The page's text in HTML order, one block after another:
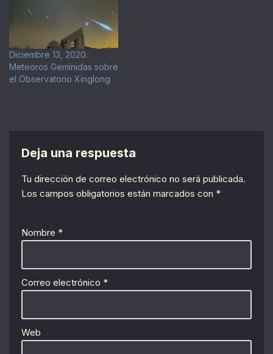
Diciembre 13, 2020.
Meteoros Gemínidas sobre
el Observatorio Xinglong
Deja una respuesta
Tu dirección de correo electrónico no será publicada.
Los campos obligatorios están marcados con *
Nombre *
Correo electrónico *
Web